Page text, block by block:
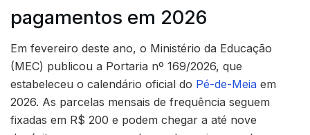
pagamentos em 2026
Em fevereiro deste ano, o Ministério da Educação
(MEC) publicou a Portaria nº 169/2026, que
estabeleceu o calendário oficial do Pé-de-Meia em
2026. As parcelas mensais de frequência seguem
fixadas em R$ 200 e podem chegar a até nove